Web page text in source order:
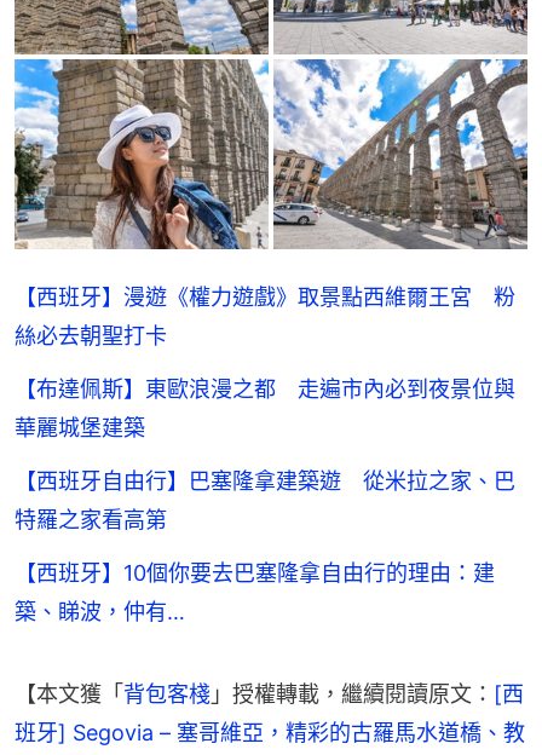
【西班牙】漫遊《權力遊戲》取景點西維爾王宮 粉
絲必去朝聖打卡
【布達佩斯】東歐浪漫之都 走遍市內必到夜景位與
華麗城堡建築
【西班牙自由行】巴塞隆拿建築遊 從米拉之家、巴
特羅之家看高第
【西班牙】10個你要去巴塞隆拿自由行的理由：建
築、睇波，仲有…
【本文獲「 背包客棧 」授權轉載，繼續閱讀原文： [西
班牙] Segovia – 塞哥維亞，精彩的古羅馬水道橋、教